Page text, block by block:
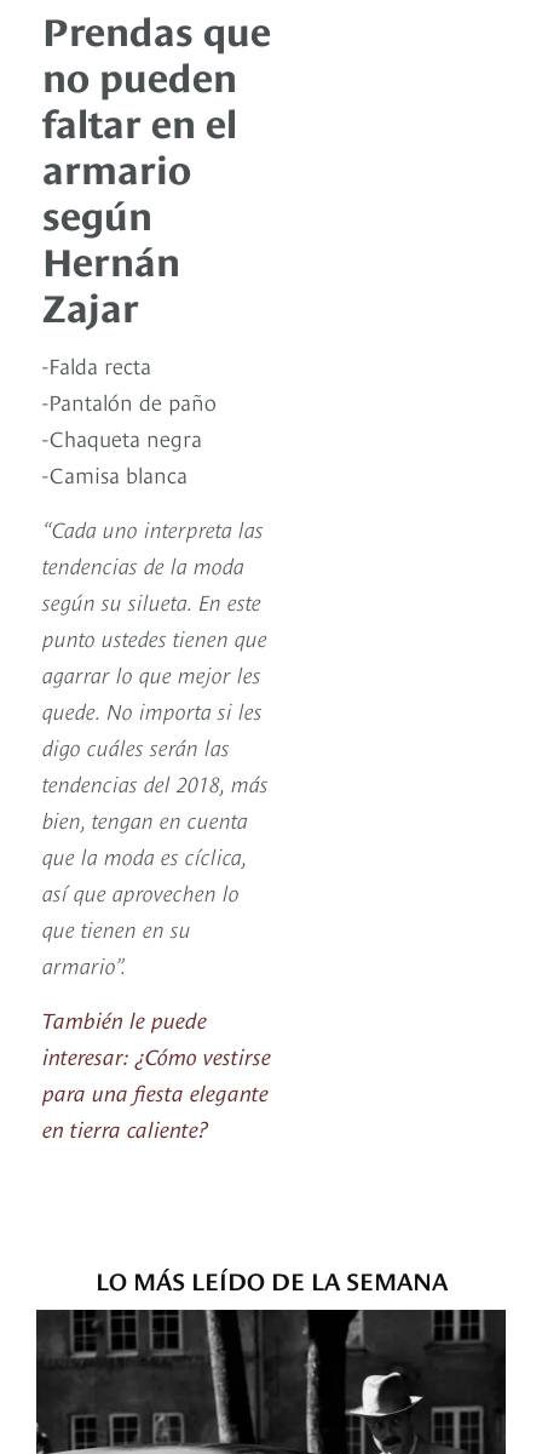
Prendas que
no pueden
faltar en el
armario
según
Hernán
Zajar
-Falda recta
-Pantalón de paño
-Chaqueta negra
-Camisa blanca
“Cada uno interpreta las
tendencias de la moda
según su silueta. En este
punto ustedes tienen que
agarrar lo que mejor les
quede. No importa si les
digo cuáles serán las
tendencias del 2018, más
bien, tengan en cuenta
que la moda es cíclica,
así que aprovechen lo
que tienen en su
armario”.
También le puede
interesar: ¿Cómo vestirse
para una fiesta elegante
en tierra caliente?
LO MÁS LEÍDO DE LA SEMANA